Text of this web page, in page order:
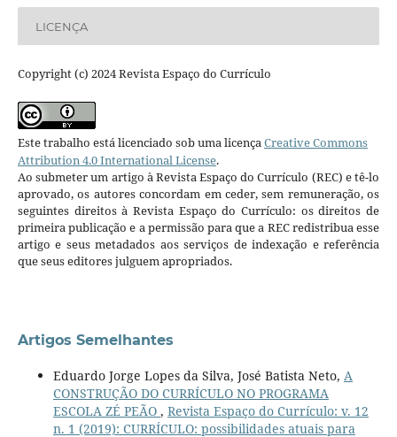
LICENÇA
Copyright (c) 2024 Revista Espaço do Currículo
Este trabalho está licenciado sob uma licençaCreative Commons
Attribution 4.0 International License.
Ao submeter um artigo à Revista Espaço do Currículo (REC) e tê-lo
aprovado, os autores concordam em ceder, sem remuneração, os
seguintes direitos à Revista Espaço do Currículo: os direitos de
primeira publicação e a permissão para que a REC redistribua esse
artigo e seus metadados aos serviços de indexação e referência
que seus editores julguem apropriados.
Artigos Semelhantes
Eduardo Jorge Lopes da Silva, José Batista Neto, A
CONSTRUÇÃO DO CURRÍCULO NO PROGRAMA
ESCOLA ZÉ PEÃO , Revista Espaço do Currículo: v. 12
n. 1 (2019): CURRÍCULO: possibilidades atuais para